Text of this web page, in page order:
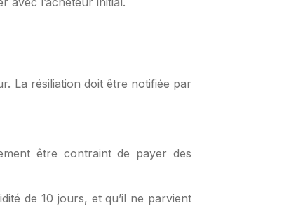
La résiliation doit être notifiée par
être contraint de payer des
de 10 jours, et qu’il ne parvient